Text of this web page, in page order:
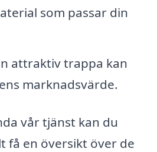
som passar din
attraktiv trappa kan
marknadsvärde.
vår tjänst kan du
få en översikt över de